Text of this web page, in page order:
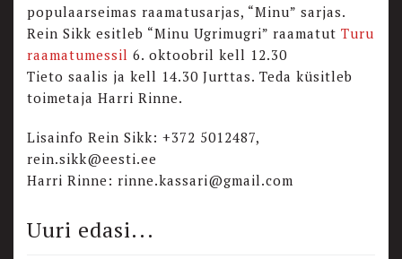
populaarseimas raamatusarjas, “Minu” sarjas.
Rein Sikk esitleb “Minu Ugrimugri” raamatut Turu
raamatumessil 6. oktoobril kell 12.30
Tieto saalis ja kell 14.30 Jurttas. Teda küsitleb
toimetaja Harri Rinne.
Lisainfo Rein Sikk: +372 5012487,
rein.sikk@eesti.ee
Harri Rinne: rinne.kassari@gmail.com
Uuri edasi...